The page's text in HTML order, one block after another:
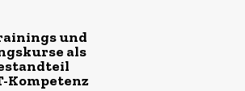
und
als
Kompetenz